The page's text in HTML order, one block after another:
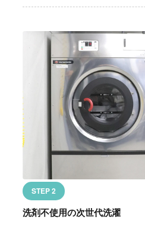
STEP 2
洗剤不使用の次世代洗濯